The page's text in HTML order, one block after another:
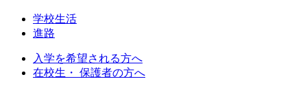
学校生活
進路
入学を希望される方へ
在校生・ 保護者の方へ